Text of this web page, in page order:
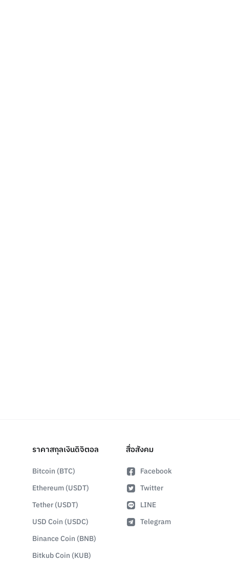
ราคาสกุลเงินดิจิตอล
Bitcoin (BTC)
Ethereum (USDT)
Tether (USDT)
USD Coin (USDC)
Binance Coin (BNB)
Bitkub Coin (KUB)
สื่อสังคม
Facebook
Twitter
LINE
Telegram